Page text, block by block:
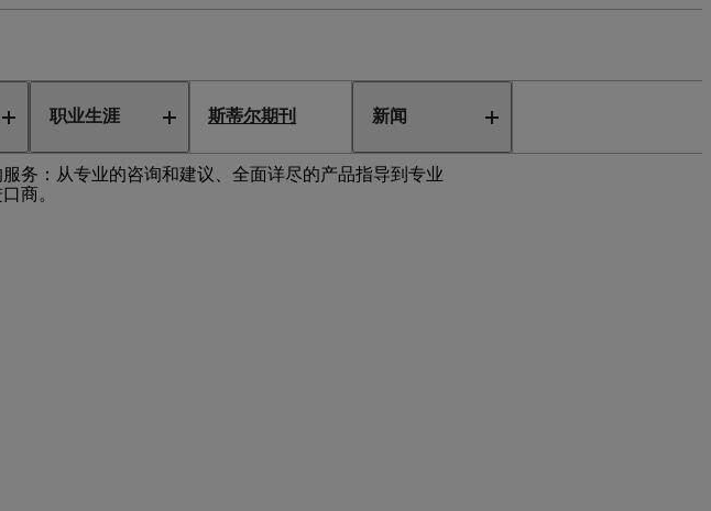
职业生涯 斯蒂尔期刊 新闻
务：从专业的咨询和建议、全面详尽的产品指导到专业
商。